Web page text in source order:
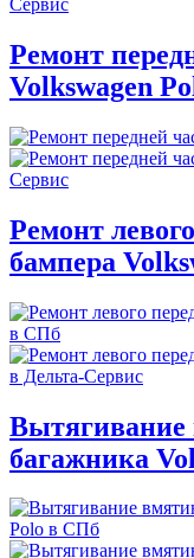
Ремонт
Volkswagen
Ремонт
бампера
багажника